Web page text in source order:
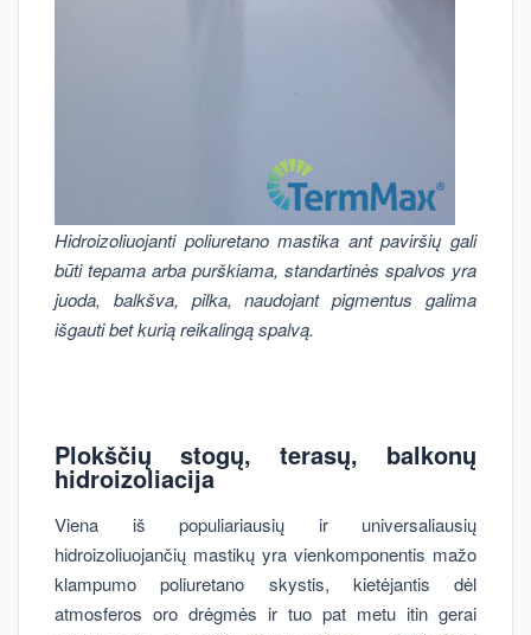
Hidroizoliuojanti poliuretano mastika ant paviršių gali
būti tepama arba purškiama, standartinės spalvos yra
juoda, balkšva, pilka, naudojant pigmentus galima
išgauti bet kurią reikalingą spalvą.
Plokščių stogų, terasų, balkonų
hidroizoliacija
Viena iš populiariausių ir universaliausių
hidroizoliuojančių mastikų yra vienkomponentis mažo
klampumo poliuretano skystis, kietėjantis dėl
atmosferos oro drėgmės ir tuo pat metu itin gerai